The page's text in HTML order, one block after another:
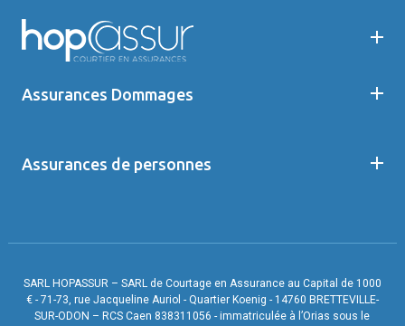
Assurances Dommages
Assurances de personnes
SARL HOPASSUR – SARL de Courtage en Assurance au Capital de 1000
€ - 71-73, rue Jacqueline Auriol - Quartier Koenig - 14760 BRETTEVILLE-
SUR-ODON – RCS Caen 838311056 - immatriculée à l’Orias sous le